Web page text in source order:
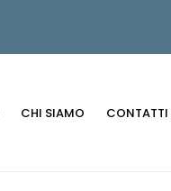
CHI SIAMO CONTATTI